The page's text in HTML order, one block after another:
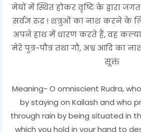
मेघों में स्थित होकर वृष्टि के द्वारा
सर्वज्ञ रुद्र ! शत्रुओं का नाश करने के
अपने हाथ में धारण करते हैं, वह
मेरे पुत्र-पौत्र तथा गौ, अश्व आदि का
सूक्तं
Meaning- O omniscient Rudra,
by staying on Kailash and who
through rain by being situated in
which you hold in your hand to